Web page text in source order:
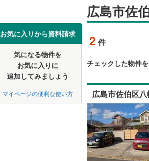
お気に入りから資料請求
気になる物件を
お気に入りに
追加してみましょう
マイページの便利な使い方
広島市佐
2 件
チェックした物件を
広島市佐伯区
信越・北陸
近畿
中国
四国
九州・沖縄
広島県の
かの地域